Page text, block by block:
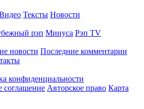
Тексты Новости
рэп Минуса Рэп TV
новости Последние комментарии
конфиденциальности
соглашение Авторское право Карта